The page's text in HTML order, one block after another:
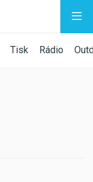
Tisk Rádio